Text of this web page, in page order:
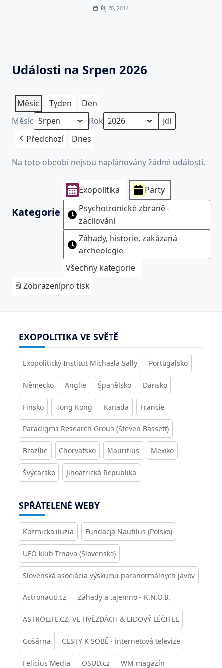
Říj 20, 2014
Události na Srpen 2026
Měsíc Týden
Den
Měsíc
Rok
Předchozí
Dnes
Na toto období nejsou naplánovány žádné události.
Kategorie
Exopolitika
Party
Psychotronické zbraně -
zacilování
Záhady, historie, zakázaná
archeologie
Všechny kategorie
Zobrazenípro tisk
EXOPOLITIKA VE SVĚTĚ
Exopolitický Institut Michaela Sally Portugalsko
Německo Anglie Španělsko Dánsko
Finsko Hong Kong Kanada Francie
Paradigma Research Group (Steven Bassett)
Brazílie Chorvatsko Mauritius Mexiko
Švýcarsko Jihoafrická Republika
SPŘÁTELENÉ WEBY
Kozmicka iluzia Fundacja Nautilus (Polsko)
UFO klub Trnava (Slovensko)
Slovenská asociácia výskumu paranormálnych javov
Astronauti.cz Záhady a tajemno - K.N.O.B.
ASTROLIFE.CZ, VE HVĚZDÁCH & LIDOVÝ LÉČITEL
Gošárna CESTY K SOBĚ - internetová televize
Felicius Media OSUD.cz WM magazín